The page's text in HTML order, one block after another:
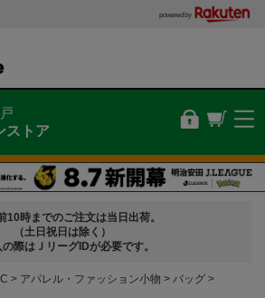
powered by
ストア
10時までのご注文は当日出荷。
（土日祝日は除く）
際はＪリーグIDが必要です。
アパレル・ファッション小物
バッグ